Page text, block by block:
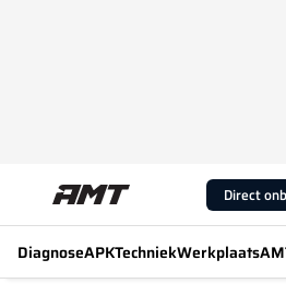
Direct
DiagnoseAPKTechniekWerkplaats